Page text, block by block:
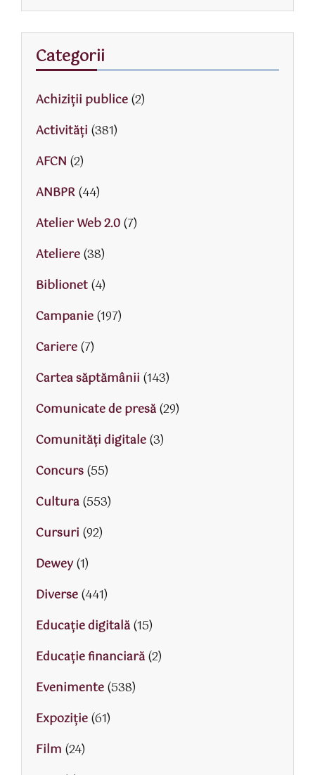
Categorii
Achiziții publice(2)
Activităţi (381)
AFCN (2)
ANBPR(44)
Atelier Web 2.0(7)
Ateliere(38)
Biblionet(4)
Campanie(197)
Cariere(7)
Cartea săptămânii (143)
Comunicate de presă(29)
Comunități digitale(3)
Concurs(55)
Cultura(553)
Cursuri (92)
Dewey(1)
Diverse(441)
Educaţie digitală(15)
Educaţie financiară(2)
Evenimente(538)
Expoziție(61)
Film (24)